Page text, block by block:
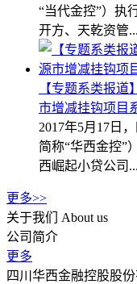
“当代金控”）执
开方、天乾资管...
【专题系类报
市增减挂钩项目
2017年5月17日
简称“华西金控”
西崛起小贷公司...
更多>>
关于我们
About us
公司简介
更多
四川华西金融控股股